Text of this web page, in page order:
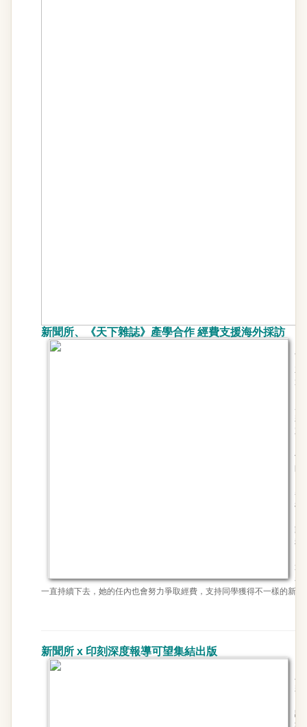
新聞所、《天下雜誌》產學合作 經費支援海外採訪
下
選
若
鼓
假
師
舉
機
動
程
過
看
一直持續下去，她的任內也會努力爭取經費，支持同學獲得不一樣的新聞
新聞所 x 印刻深度報導可望集結出版
上
若
論